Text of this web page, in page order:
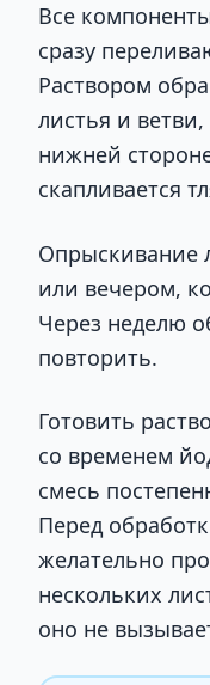
Все
сразу
Раствором
листья и
нижней
скапливается
Опрыскивание
или вечером,
Через неделю
повторить.
Готовить
со временем
смесь
Перед
желательно
нескольких
оно не